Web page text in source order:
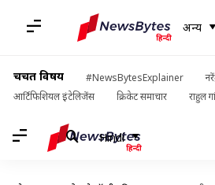
अन्य
चर्चित विषय #NewsBytesExplainer
आर्टिफिशियल इंटेलिजेंस
क्रिकेट समाचार राहुल
Hindi